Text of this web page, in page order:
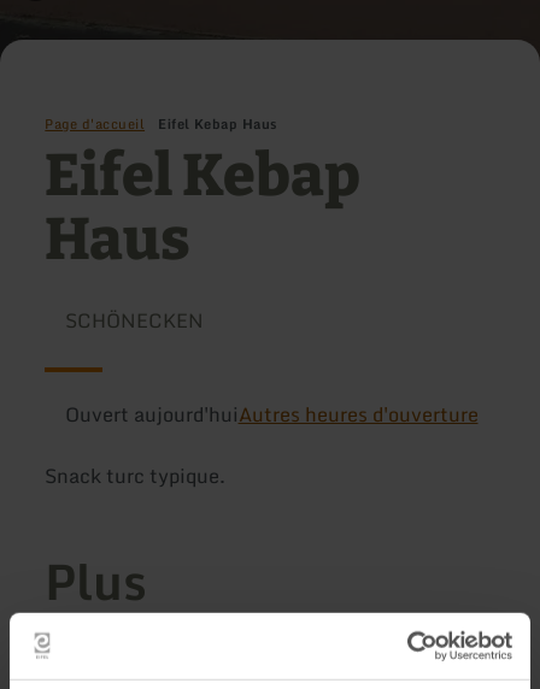
Page d'accueil Eifel Kebap Haus
Eifel Kebap
Haus
SCHÖNECKEN
Ouvert aujourd'huiAutres heures d'ouverture
Snack turc typique.
Plus
d'informations